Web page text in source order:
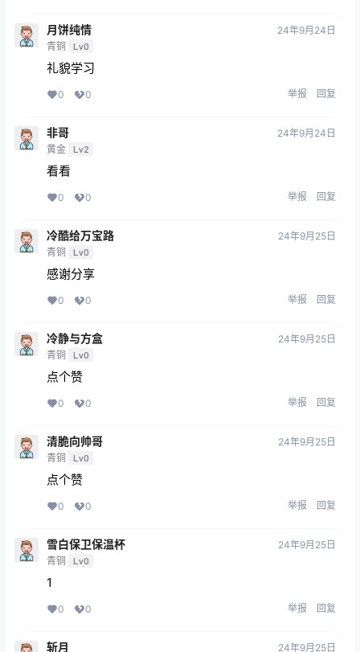
月饼纯情
青铜 Lv0
24年9月24日
礼貌学习
0 0 举报 回复
非哥
黄金 Lv2
24年9月24日
看看
0 0 举报 回复
冷酷给万宝路
青铜 Lv0
24年9月25日
感谢分享
0 0 举报 回复
冷静与方盒
青铜 Lv0
24年9月25日
点个赞
0 0 举报 回复
清脆向帅哥
青铜 Lv0
24年9月25日
点个赞
0 0 举报 回复
雪白保卫保温杯
青铜 Lv0
24年9月25日
1
0 0 举报 回复
斩月 24年9月25日